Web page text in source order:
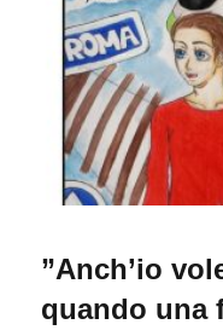
”Anch’io
quando una